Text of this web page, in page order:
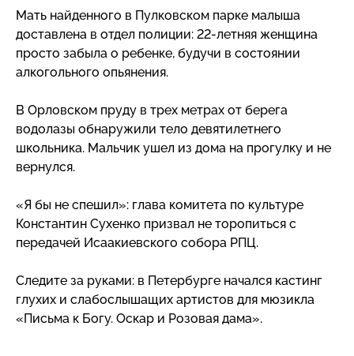
Мать найденного в Пулковском парке малыша
доставлена в отдел полиции: 22-летняя женщина
просто забыла о ребенке, будучи в состоянии
алкогольного опьянения.
В Орловском пруду в трех метрах от берега
водолазы обнаружили тело девятилетнего
школьника. Мальчик ушел из дома на прогулку и не
вернулся.
«Я бы не спешил»: глава комитета по культуре
Константин Сухенко призвал не торопиться с
передачей Исаакиевского собора РПЦ.
Следите за руками: в Петербурге начался кастинг
глухих и слабослышащих артистов для мюзикла
«Письма к Богу. Оскар и Розовая дама».